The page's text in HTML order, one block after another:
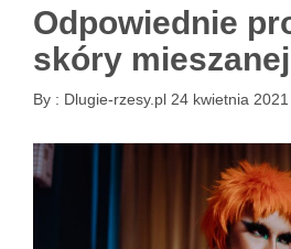
Odpowiednie
skóry mieszanej
By : Dlugie-rzesy.pl 24 kwietnia 2021